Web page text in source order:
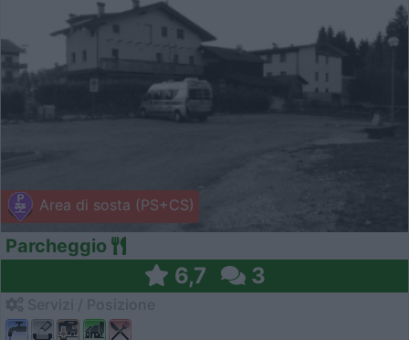
Area di sosta (PS+CS)
Parcheggio
6,7 3